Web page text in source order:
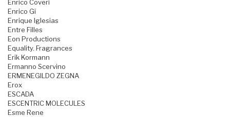
Enrico Coveri
Enrico Gi
Enrique Iglesias
Entre Filles
Eon Productions
Equality. Fragrances
Erik Kormann
Ermanno Scervino
ERMENEGILDO ZEGNA
Erox
ESCADA
ESCENTRIC MOLECULES
Esme Rene